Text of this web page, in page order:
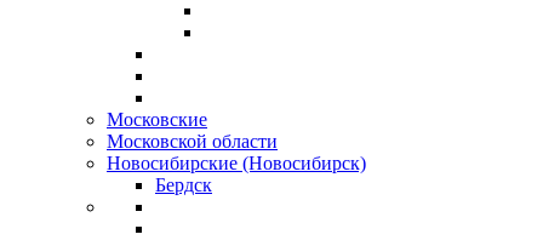
Московские
Московской области
Новосибирские (Новосибирск)
Бердск